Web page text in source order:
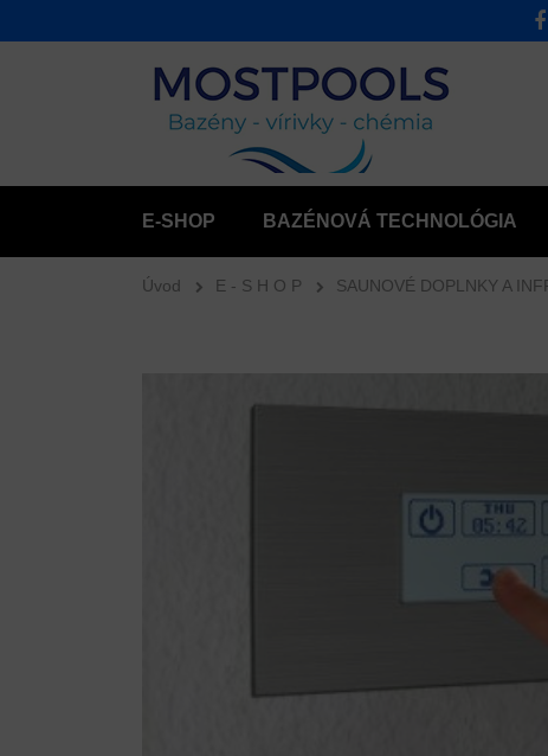
E-SHOP BAZÉNOVÁ TECHNOLÓGIA
Úvod E - S H O P SAUNOVÉ DOPLNKY A